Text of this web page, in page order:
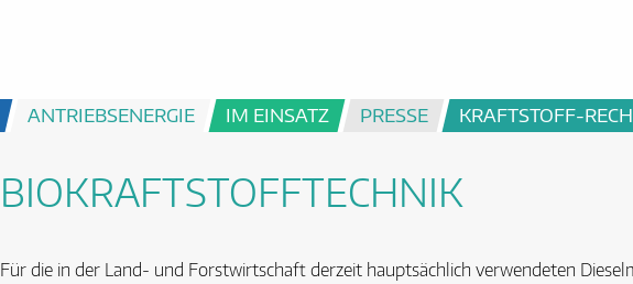
ANTRIEBSENERGIE IM EINSATZ PRESSE KRAFTSTOFF-
BIOKRAFTSTOFFTECHNIK
Für die in der Land- und Forstwirtschaft derzeit hauptsächlich verwendeten